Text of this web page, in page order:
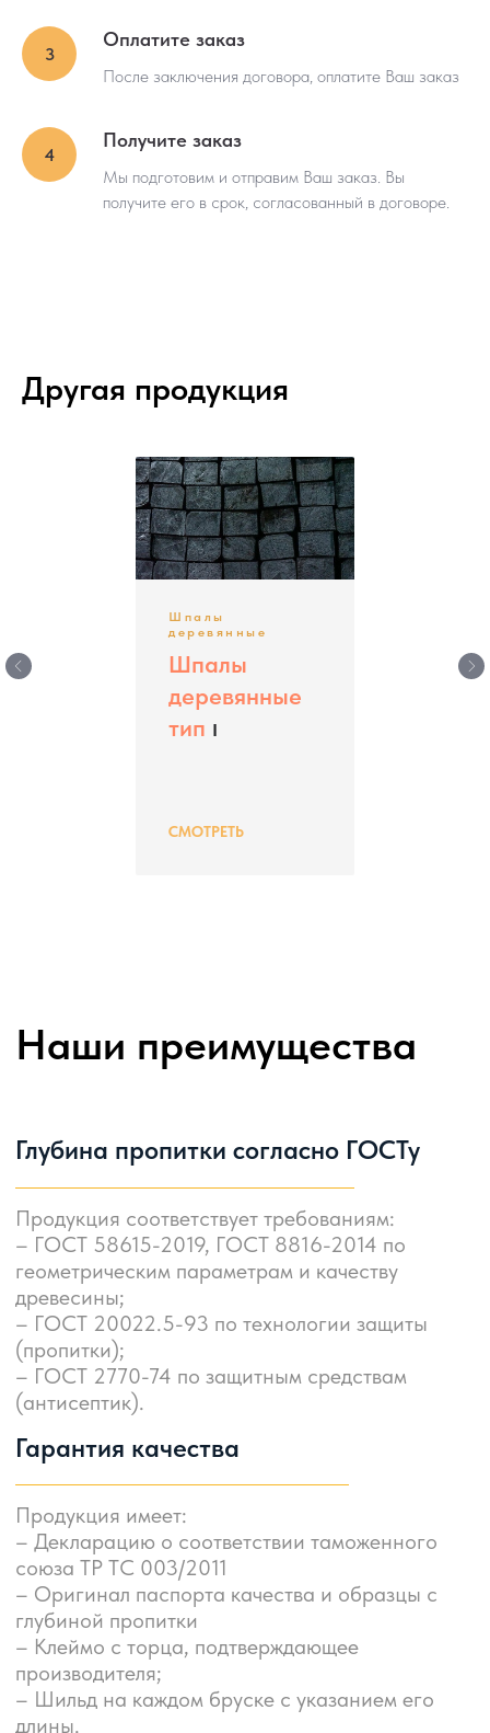
Оплатите заказ
После заключения договора, оплатите Ваш заказ
Получите заказ
Мы подготовим и отправим Ваш заказ. Вы
получите его в срок, согласованный в договоре.
Другая продукция
Шпалы
деревянные
Шпалы
деревянные
тип I
СМОТРЕТЬ
Многоступенчатый контроль качества
На каждом этапе производства осуществляется
– Шильд на каждом бруске с указанием его
длины.
Сроки изготовления
Минимальный срок изготовления - 3-5 дней.
Ваше Имя
Оставьте свои контакты и менеджер перезвонит в течение 15 минут.
Обратный звонок
Оформить заказ
8 (343) 243 56 42
8 (343) 288 59 53
8 (999) 288 58 59
zakaz@ashz.su​
По вопросам сотрудничества
обращайтесь по телефонам или почте